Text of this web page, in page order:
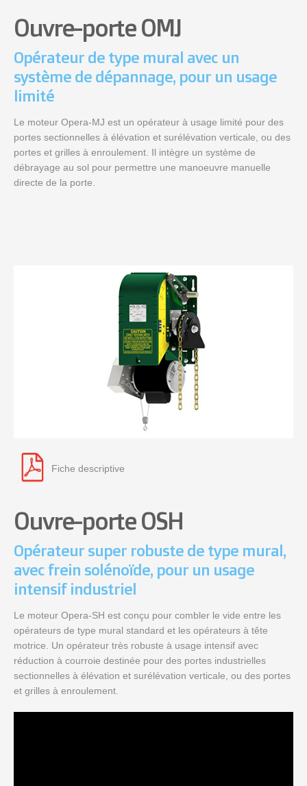
Ouvre-porte OMJ
Opérateur de type mural avec un
système de dépannage, pour un usage
limité
Le moteur Opera-MJ est un opérateur à usage limité pour des
portes sectionnelles à élévation et surélévation verticale, ou des
portes et grilles à enroulement. Il intègre un système de
débrayage au sol pour permettre une manoeuvre manuelle
directe de la porte.
Fiche descriptive
Ouvre-porte OSH
Opérateur super robuste de type mural,
avec frein solénoïde, pour un usage
intensif industriel
Le moteur Opera-SH est conçu pour combler le vide entre les
opérateurs de type mural standard et les opérateurs à tête
motrice. Un opérateur très robuste à usage intensif avec
réduction à courroie destinée pour des portes industrielles
sectionnelles à élévation et surélévation verticale, ou des portes
et grilles à enroulement.